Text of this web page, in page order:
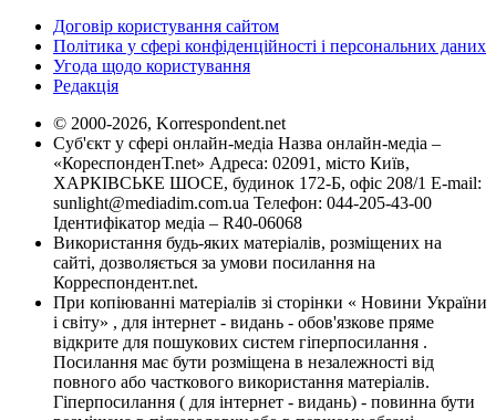
Договір користування сайтом
Політика у сфері конфіденційності і персональних даних
Угода щодо користування
Редакція
© 2000-2026, Korrespondent.net
Суб'єкт у сфері онлайн-медіа Назва онлайн-медіа –
«КореспонденТ.net» Адреса: 02091, місто Київ,
ХАРКІВСЬКЕ ШОСЕ, будинок 172-Б, офіс 208/1 E-mail:
sunlight@mediadim.com.ua Телефон: 044-205-43-00
Ідентифікатор медіа – R40-06068
Використання будь-яких матеріалів, розміщених на
сайті, дозволяється за умови посилання на
Корреспондент.net.
При копіюванні матеріалів зі сторінки « Новини України
і світу» , для інтернет - видань - обов'язкове пряме
відкрите для пошукових систем гіперпосилання .
Посилання має бути розміщена в незалежності від
повного або часткового використання матеріалів.
Гіперпосилання ( для інтернет - видань) - повинна бути